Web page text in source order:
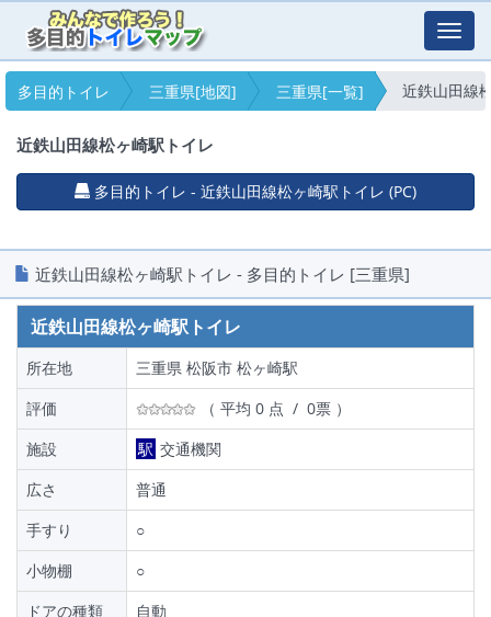
多目的トイレ
三重県[地図] 三重県[一覧] 近鉄山田線
近鉄山田線松ヶ崎駅トイレ
多目的トイレ - 近鉄山田線松ヶ崎駅トイレ (PC)
近鉄山田線松ヶ崎駅トイレ - 多目的トイレ [三重県]
近鉄山田線松ヶ崎駅トイレ
所在地
三重県 松阪市 松ヶ崎駅
評価
（ 平均 0 点 / 0票 ）
施設
駅 交通機関
広さ
普通
手すり
○
小物棚
○
ドアの種類
自動